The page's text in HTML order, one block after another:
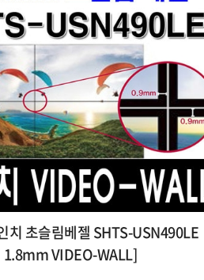
치 초슬림베젤 SHTS-USN490LE
1.8mm VIDEO-WALL]